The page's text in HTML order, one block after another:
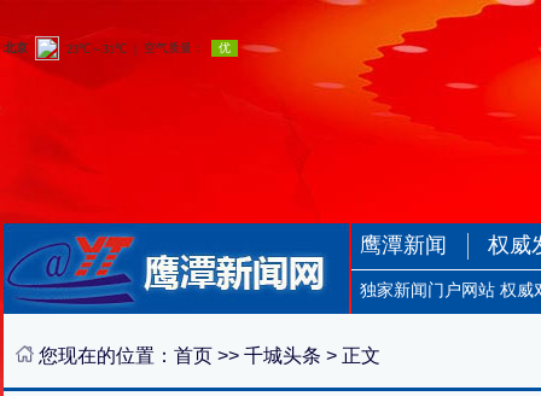
鹰潭新闻 权威
独家新闻门户网站 权威
您现在的位置： 首页 >> 千城头条 > 正文